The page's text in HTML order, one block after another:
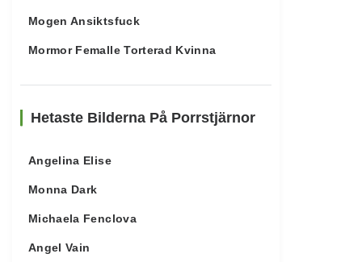
Mogen Ansiktsfuck
Mormor Femalle Torterad Kvinna
Hetaste Bilderna På Porrstjärnor
Angelina Elise
Monna Dark
Michaela Fenclova
Angel Vain